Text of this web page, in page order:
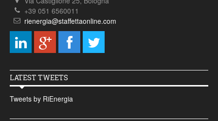
+39 051 6560011
rienergia@staffettaonline.com
LATEST TWEETS
Tweets by RiEnergia